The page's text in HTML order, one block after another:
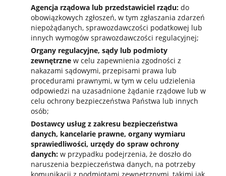
Agencja rządowa lub przedstawiciel rządu: do
obowiązkowych zgłoszeń, w tym zgłaszania zdarzeń
niepożądanych, sprawozdawczości podatkowej lub
innych wymogów sprawozdawczości regulacyjnej;
Organy regulacyjne, sądy lub podmioty
zewnętrzne w celu zapewnienia zgodności z
nakazami sądowymi, przepisami prawa lub
procedurami prawnymi, w tym w celu udzielenia
odpowiedzi na uzasadnione żądanie rządowe lub w
celu ochrony bezpieczeństwa Państwa lub innych
osób;
Dostawcy usług z zakresu bezpieczeństwa
danych, kancelarie prawne, organy wymiaru
sprawiedliwości, urzędy do spraw ochrony
danych: w przypadku podejrzenia, że doszło do
naruszenia bezpieczeństwa danych, na potrzeby